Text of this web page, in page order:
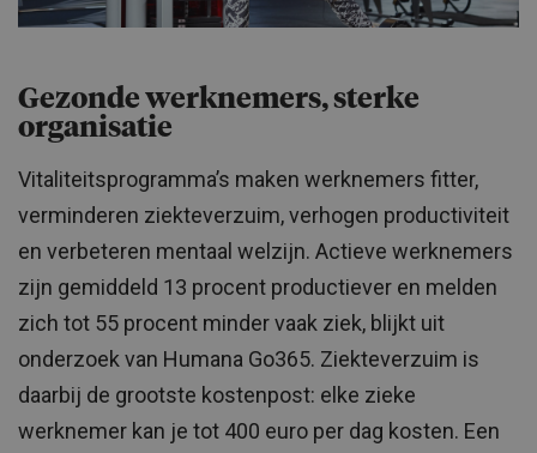
Gezonde werknemers, sterke
organisatie
Vitaliteitsprogramma’s maken werknemers fitter,
verminderen ziekteverzuim, verhogen productiviteit
en verbeteren mentaal welzijn. Actieve werknemers
zijn gemiddeld 13 procent productiever en melden
zich tot 55 procent minder vaak ziek, blijkt uit
onderzoek van Humana Go365. Ziekteverzuim is
daarbij de grootste kostenpost: elke zieke
werknemer kan je tot 400 euro per dag kosten. Een